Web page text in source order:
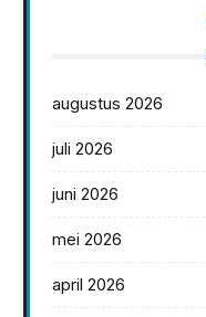
augustus 2026
juli 2026
juni 2026
mei 2026
april 2026